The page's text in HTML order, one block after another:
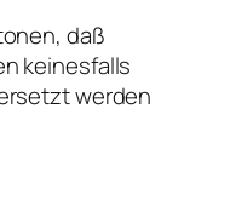
daß
keinesfalls
werden